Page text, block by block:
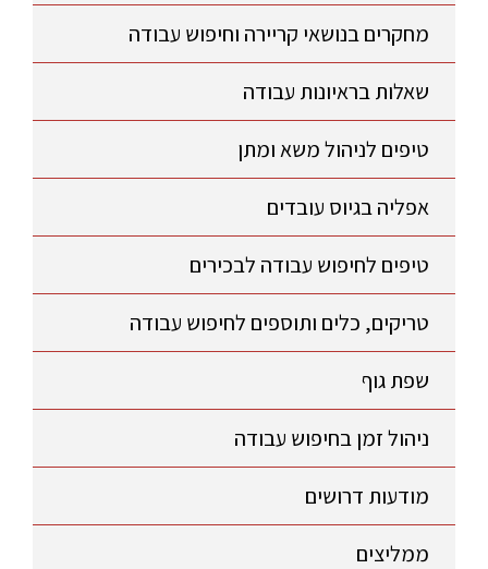
מחקרים בנושאי קריירה וחיפוש עבודה
שאלות בראיונות עבודה
טיפים לניהול משא ומתן
אפליה בגיוס עובדים
טיפים לחיפוש עבודה לבכירים
טריקים, כלים ותוספים לחיפוש עבודה
שפת גוף
ניהול זמן בחיפוש עבודה
מודעות דרושים
ממליצים